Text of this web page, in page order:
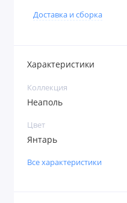
Доставка и сборка
Характеристики
Коллекция
Неаполь
Цвет
Янтарь
Все характеристики